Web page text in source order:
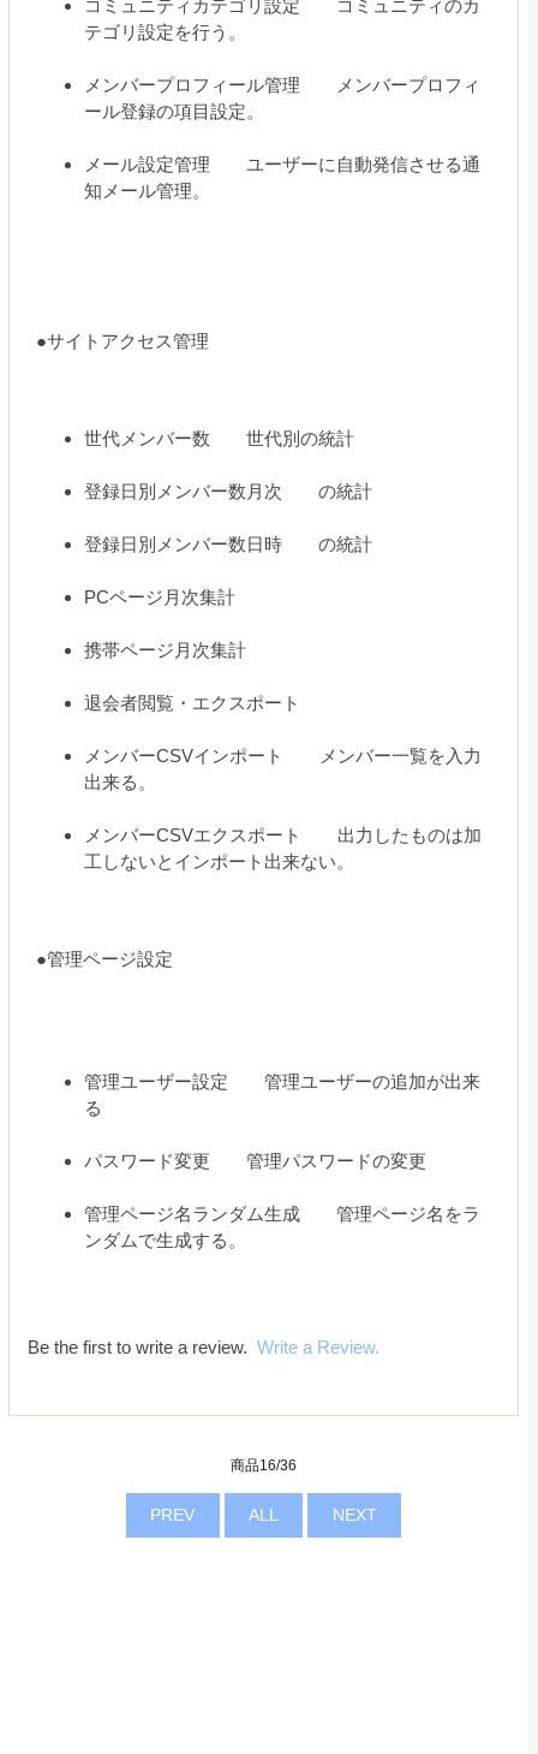
コミュニティカテゴリ設定 コミュニティのカ
テゴリ設定を行う。
メンバープロフィール管理 メンバープロフィ
ール登録の項目設定。
メール設定管理 ユーザーに自動発信させる通
知メール管理。
●サイトアクセス管理
世代メンバー数 世代別の統計
登録日別メンバー数月次 の統計
登録日別メンバー数日時 の統計
PCページ月次集計
携帯ページ月次集計
退会者閲覧・エクスポート
メンバーCSVインポート メンバー一覧を入力
出来る。
メンバーCSVエクスポート 出力したものは加
工しないとインポート出来ない。
●管理ページ設定
管理ユーザー設定 管理ユーザーの追加が出来
る
パスワード変更 管理パスワードの変更
管理ページ名ランダム生成 管理ページ名をラ
ンダムで生成する。
Be the first to write a review. Write a Review.
商品16/36
PREV ALL NEXT